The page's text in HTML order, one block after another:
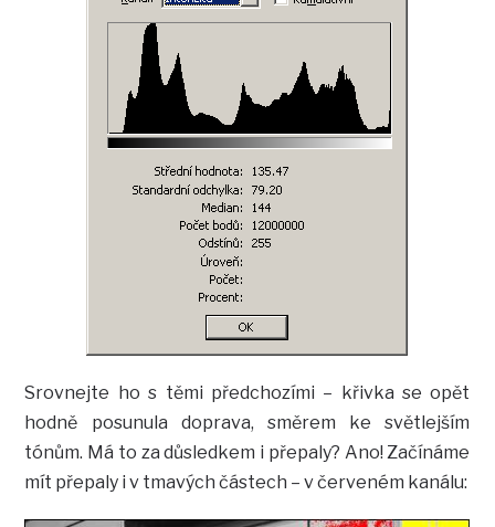
Srovnejte ho s těmi předchozími – křivka se opět
hodně posunula doprava, směrem ke světlejším
tónům. Má to za důsledkem i přepaly? Ano! Začínáme
mít přepaly i v tmavých částech – v červeném kanálu: